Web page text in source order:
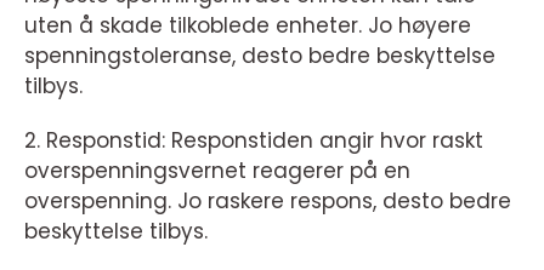
uten å skade tilkoblede enheter. Jo høyere
spenningstoleranse, desto bedre beskyttelse
tilbys.
2. Responstid: Responstiden angir hvor raskt
overspenningsvernet reagerer på en
overspenning. Jo raskere respons, desto bedre
beskyttelse tilbys.